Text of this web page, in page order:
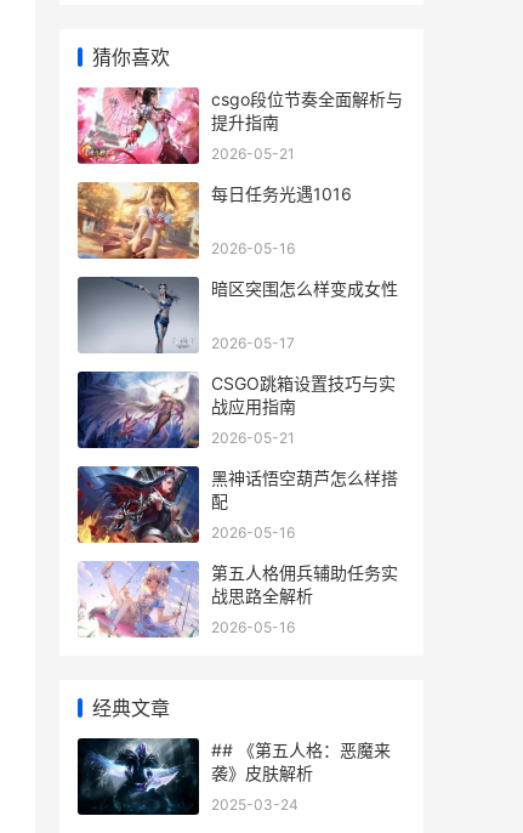
猜你喜欢
csgo段位节奏全面解析与
提升指南
2026-05-21
每日任务光遇1016
2026-05-16
暗区突围怎么样变成女性
2026-05-17
CSGO跳箱设置技巧与实
战应用指南
2026-05-21
黑神话悟空葫芦怎么样搭
配
2026-05-16
第五人格佣兵辅助任务实
战思路全解析
2026-05-16
经典文章
## 《第五人格：恶魔来
袭》皮肤解析
2025-03-24